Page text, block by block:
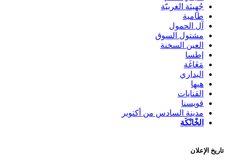
جُهِينَة الغربيّة
طامية
آل الحمول
مشتول السوق
العين السخنة
إطسا
مَغَاغَة
البداري
هيها
القنايات
قويسنا
مدينة السادس من أكتوبر
الخْانْكَة
تاريخ الإعلان